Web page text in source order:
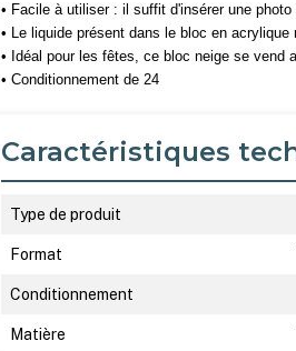
• Facile à utiliser : il suffit d'insérer une
• Le liquide présent dans le bloc en
• Idéal pour les fêtes, ce bloc neige se vend
• Conditionnement de 24
Caractéristiques
Type de produit
Format
Conditionnement
Matière